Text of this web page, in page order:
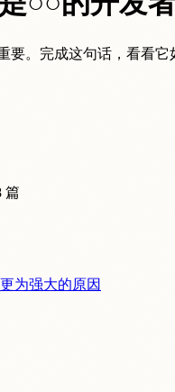
。完成这句话，看看它
篇
为强大的原因